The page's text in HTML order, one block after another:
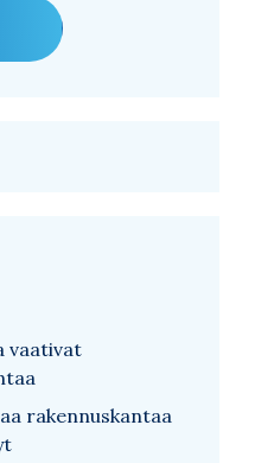
vaativat
rakennuskantaa